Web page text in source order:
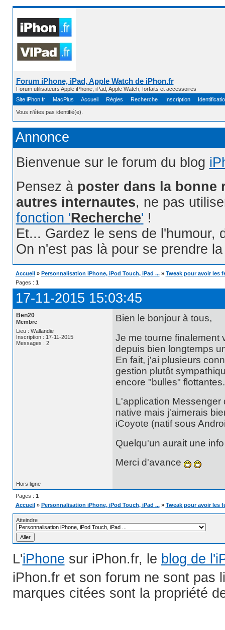
Forum iPhone, iPad, Apple Watch de iPhon.fr
Forum utilisateurs Apple iPhone, iPad, Apple Watch, forfaits et accessoires
Site iPhon.fr
MacPlus Accueil Règles Recherche Inscription
Vous n'êtes pas identifié(e).
Annonce
Bienvenue sur le forum du blog
Pensez à poster dans la bonne
autres internautes, ne pas
fonction 'Recherche' !
Et... Gardez le sens de l'humour,
On n'est pas là pour se prendre
Accueil » Personnalisation iPhone, iPod Touch, iPad ... » Tweak pour avoir les
Pages : 1
17-11-2015 15:03:45
Ben20
Membre
Lieu : Wallandie
Inscription : 17-11-2015
Messages : 2
Bien le bonjour à tous,
Je me tourne finalement
depuis bien longtemps
En fait, j'ai plusieurs
gestion plutôt
encore "bulles" flottantes.
L'application
native mais j'aimerais
iCoyote (natif sous
Quelqu'un aurait une
Merci d'avance
Hors ligne
Pages : 1
Accueil » Personnalisation iPhone, iPod Touch, iPad ... » Tweak pour avoir les
Atteindre
L'iPhone sur iPhon.fr, le blog de
iPhon.fr et son forum ne sont pas
marques citées sont la propriété